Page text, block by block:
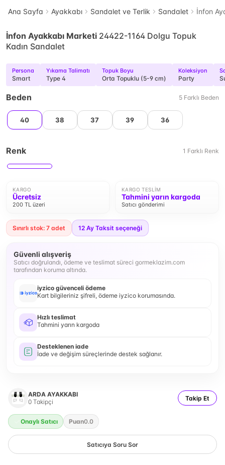
Ana Sayfa Ayakkabı Sandalet ve Terlik Sandalet İnfon
İnfon Ayakkabı Marketi 24422-1164 Dolgu Topuk
Kadın Sandalet
Persona
Smart
Yıkama Talimatı
Type 4
Topuk Boyu
Orta Topuklu (5-9 cm)
Koleksiyon
Party
Beden 5 Farklı Beden
40 38 37 39 36
Renk 1 Farklı Renk
KARGO
Ücretsiz
200 TL üzeri
KARGO TESLIM
Tahmini yarın kargoda
Satıcı gönderimi
Sınırlı stok: 7 adet 12 Ay Taksit seçeneği
Güvenli alışveriş
Satıcı doğrulandı, ödeme ve teslimat süreci gormeklazim.com
tarafından koruma altında.
iyzico güvenceli ödeme
Kart bilgileriniz şifreli, ödeme iyzico korumasında.
Hızlı teslimat
Tahmini yarın kargoda
Desteklenen iade
İade ve değişim süreçlerinde destek sağlanır.
ARDA AYAKKABI
0 Takipçi Takip Et
Onaylı Satıcı Puan0.0
Satıcıya Soru Sor